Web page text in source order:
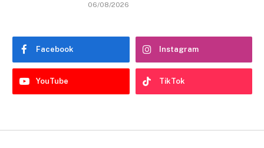
06/08/2026
Facebook Instagram
YouTube TikTok